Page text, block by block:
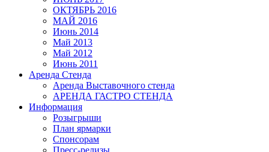
ОКТЯБРЬ 2016
МАЙ 2016
Июнь 2014
Май 2013
Май 2012
Июнь 2011
Аренда Стенда
Аренда Выставочного стенда
АРЕНДА ГАСТРО СТЕНДА
Информация
Розыгрыши
План ярмарки
Спонсорам
Пресс-релизы